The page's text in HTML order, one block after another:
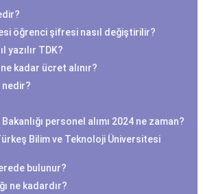
öğrenci şifresi nasıl değiştirilir?
yazılır TDK?
kadar ücret alınır?
personel alımı 2024 ne zaman?
Bilim ve Teknoloji Üniversitesi
bulunur?
ne kadardır?